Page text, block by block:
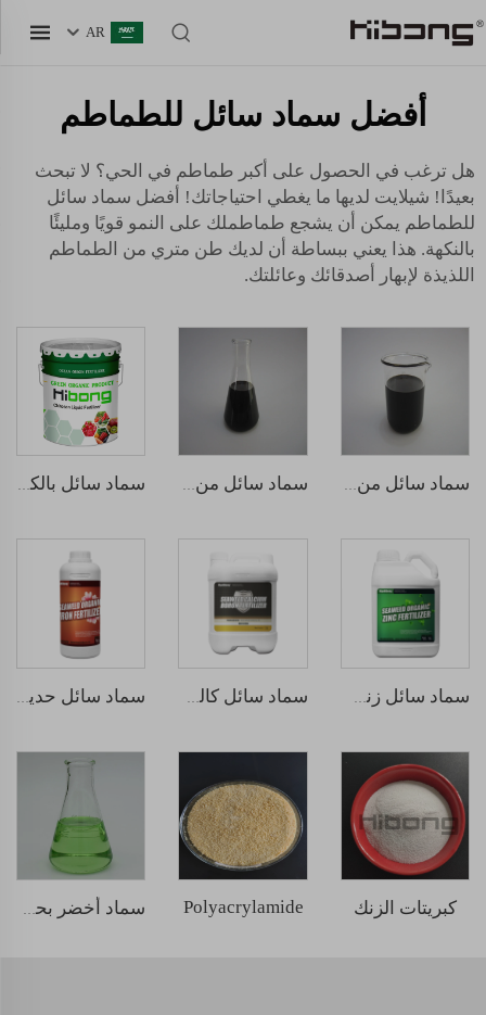
AR
أفضل سماد سائل للطماطم
هل ترغب في الحصول على أكبر طماطم في الحي؟ لا تبحث
بعيدًا! شيلايت لديها ما يغطي احتياجاتك! أفضل سماد سائل
للطماطم يمكن أن يشجع طماطملك على النمو قويًا ومليئًا
بالنكهة. هذا يعني ببساطة أن لديك طن متري من الطماطم
اللذيذة لإبهار أصدقائك وعائلتك.
سماد سائل من الحمض الهيومي سماد سائل من الأحماض الأمينية سماد سائل بالكيتوزان
سماد سائل حديد متشابك الأعشاب البحرية
كبريتات الزنك Polyacrylamide سماد أخضر بحري سائل